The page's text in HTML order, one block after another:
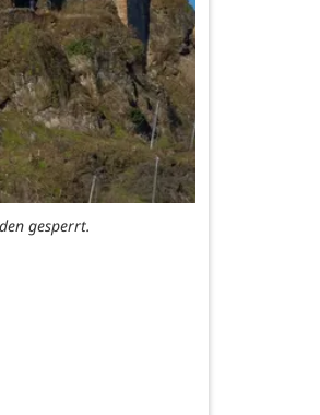
gesperrt.